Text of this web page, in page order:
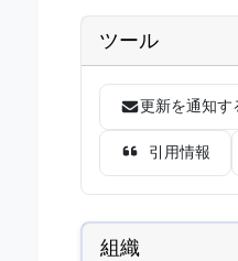
ツール
更新を通知す
引用情報
組織